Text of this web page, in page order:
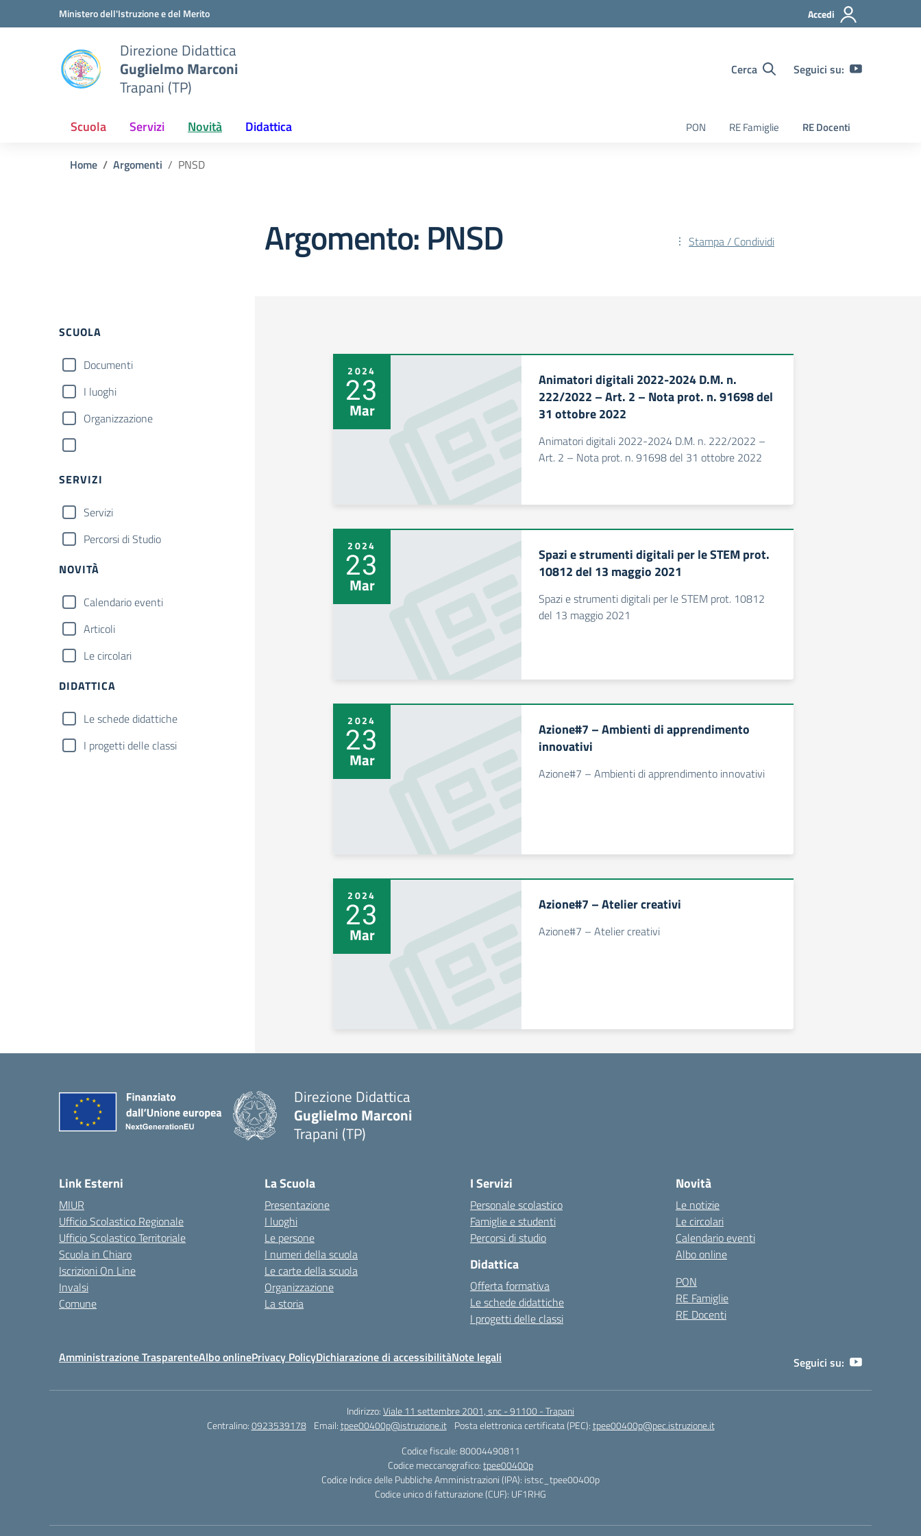
Vai ai contenuti
Vai al menu di navigazioneMinistero dell'Istruzione e del Merito Accedi
Direzione Didattica
Guglielmo Marconi
Trapani (TP)
Cerca Seguici su:
Scuola Servizi Novità Didattica PON RE Famiglie RE Docenti
Home Argomenti PNSD
Argomento: PNSD Stampa / Condividi
SCUOLA
Documenti
I luoghi
Organizzazione
SERVIZI
Servizi
Percorsi di Studio
NOVITÀ
Calendario eventi
Articoli
Le circolari
DIDATTICA
Le schede didattiche
I progetti delle classi
2024
23
Mar
Animatori digitali 2022-2024 D.M. n.
222/2022 – Art. 2 – Nota prot. n. 91698 del
31 ottobre 2022
Animatori digitali 2022-2024 D.M. n. 222/2022 –
Art. 2 – Nota prot. n. 91698 del 31 ottobre 2022
2024
23
Mar
Spazi e strumenti digitali per le STEM prot.
10812 del 13 maggio 2021
Spazi e strumenti digitali per le STEM prot. 10812
del 13 maggio 2021
2024
23
Mar
Azione#7 – Ambienti di apprendimento
innovativi
Azione#7 – Ambienti di apprendimento innovativi
2024
23
Mar
Azione#7 – Atelier creativi
Azione#7 – Atelier creativi
Direzione Didattica
Guglielmo Marconi
Trapani (TP)
Link Esterni
MIUR
Ufficio Scolastico Regionale
Ufficio Scolastico Territoriale
Scuola in Chiaro
Iscrizioni On Line
Invalsi
Comune
La Scuola
Presentazione
I luoghi
Le persone
I numeri della scuola
Le carte della scuola
Organizzazione
La storia
I Servizi
Personale scolastico
Famiglie e studenti
Percorsi di studio
Didattica
Offerta formativa
Le schede didattiche
I progetti delle classi
Novità
Le notizie
Le circolari
Calendario eventi
Albo online
PON
RE Famiglie
RE Docenti
Amministrazione TrasparenteAlbo onlinePrivacy PolicyDichiarazione di accessibilitàNote legali Seguici su:
Indirizzo:Viale 11 settembre 2001, snc - 91100 - Trapani
Centralino:0923539178 Email:tpee00400p@istruzione.it Posta elettronica certificata (PEC):tpee00400p@pec.istruzione.it
Codice fiscale: 80004490811
Codice meccanografico:tpee00400p
Codice Indice delle Pubbliche Amministrazioni (IPA): istsc_tpee00400p
Codice unico di fatturazione (CUF): UF1RHG